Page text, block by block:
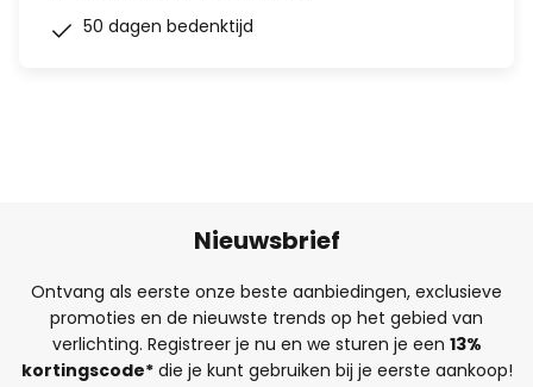
50 dagen bedenktijd
Nieuwsbrief
Ontvang als eerste onze beste aanbiedingen, exclusieve
promoties en de nieuwste trends op het gebied van
verlichting. Registreer je nu en we sturen je een 13%
kortingscode*die je kunt gebruiken bij je eerste aankoop!